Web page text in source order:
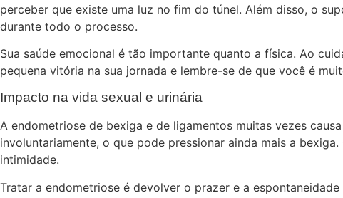
perceber que existe uma luz no fim do túnel. Além disso, o
durante todo o processo.
Sua saúde emocional é tão importante quanto a física. Ao
pequena vitória na sua jornada e lembre-se de que você é
Impacto na vida sexual e urinária
A endometriose de bexiga e de ligamentos muitas vezes
involuntariamente, o que pode pressionar ainda mais a
intimidade.
Tratar a endometriose é devolver o prazer e a